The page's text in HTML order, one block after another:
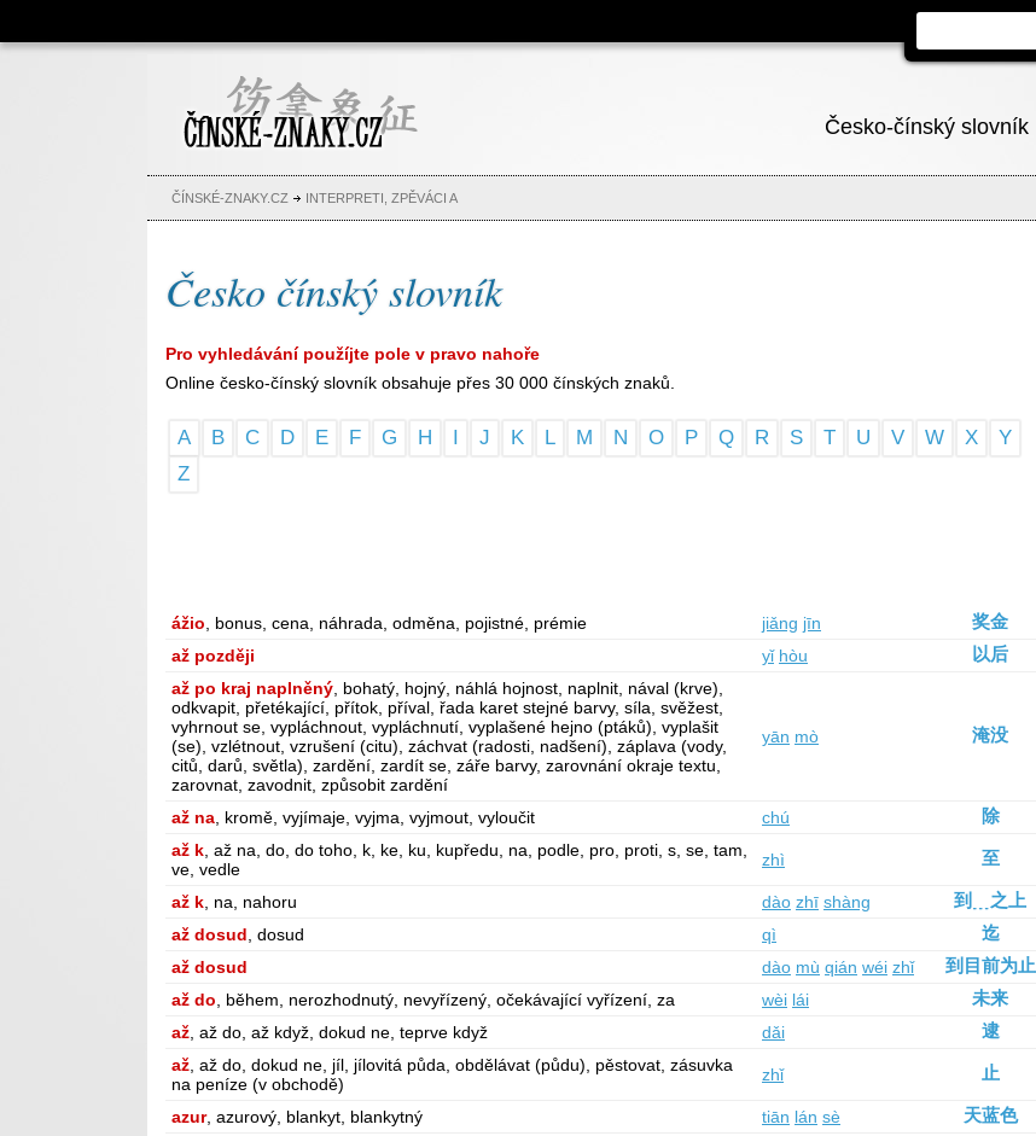
Čínské znaky, česko-čínský
slovník, abeceda, jména,
tetování
Česko-čínský slovník
ČÍNSKÉ-ZNAKY.CZ INTERPRETI, ZPĚVÁCI A
Česko čínský slovník
Pro vyhledávání použíjte pole v pravo nahoře
Online česko-čínský slovník obsahuje přes 30 000 čínských znaků.
A B C D E F G H I J K L M N O P Q R S T U V W X
Y
Z
ážio , bonus, cena, náhrada, odměna, pojistné, prémie jiǎng jīn 奖金
až později yǐ hòu 以后
až po kraj naplněný , bohatý, hojný, náhlá hojnost, naplnit, nával (krve),
odkvapit, přetékající, přítok, příval, řada karet stejné barvy, síla, svěžest,
vyhrnout se, vypláchnout, vypláchnutí, vyplašené hejno (ptáků), vyplašit
(se), vzlétnout, vzrušení (citu), záchvat (radosti, nadšení), záplava (vody,
citů, darů, světla), zardění, zardít se, záře barvy, zarovnání okraje textu,
zarovnat, zavodnit, způsobit zardění
yān mò 淹没
až na , kromě, vyjímaje, vyjma, vyjmout, vyloučit chú 除
až k , až na, do, do toho, k, ke, ku, kupředu, na, podle, pro, proti, s, se, tam,
ve, vedle
zhì 至
až k , na, nahoru dào zhī shàng 到﹍之上
až dosud , dosud qì 迄
až dosud dào mù qián wéi zhǐ 到目前为止
až do , během, nerozhodnutý, nevyřízený, očekávající vyřízení, za wèi lái 未来
až , až do, až když, dokud ne, teprve když dǎi 逮
až , až do, dokud ne, jíl, jílovitá půda, obdělávat (půdu), pěstovat, zásuvka
na peníze (v obchodě)
zhǐ 止
azur, azurový, blankyt, blankytný tiān lán sè 天蓝色